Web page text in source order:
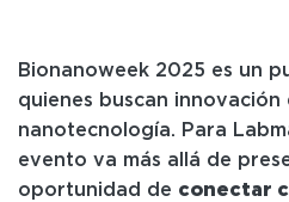
Bionanoweek 2025 es un
quienes buscan
nanotecnología. Para
evento va más allá de
oportunidad de conectar